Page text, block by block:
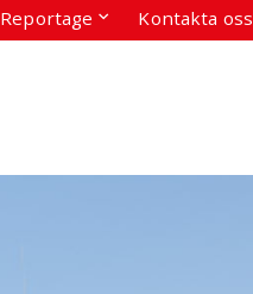
Reportage Kontakta oss